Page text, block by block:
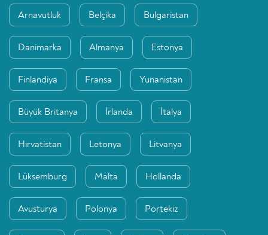
Arnavutluk Belçika Bulgaristan
Danimarka Almanya Estonya
Finlandiya Fransa Yunanistan
Büyük Britanya İrlanda İtalya
Hırvatistan Letonya Litvanya
Lüksemburg Malta Hollanda
Avusturya Polonya Portekiz